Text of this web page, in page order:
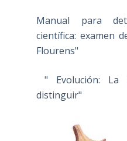
Manual para
científica: examen
Flourens"
" Evolución: La
distinguir"